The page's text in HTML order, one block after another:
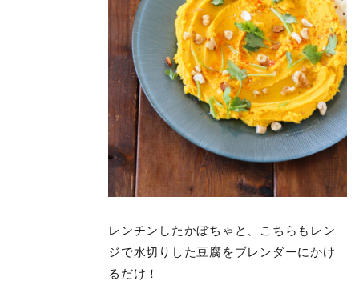
レンチンしたかぼちゃと、こちらもレン
ジで水切りした豆腐をブレンダーにかけ
るだけ！